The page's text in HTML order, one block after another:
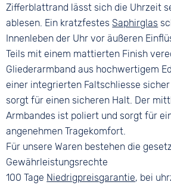
Zifferblattrand lässt sich die Uhrzeit
ablesen. Ein kratzfestesSaphirglas
Innenleben der Uhr vor äußeren
Teils mit einem mattierten Finish
Gliederarmband aus hochwertigem
einer integrierten Faltschliesse
sorgt für einen sicheren Halt. Der
Armbandes ist poliert und sorgt für
angenehmen Tragekomfort.
Für unsere Waren bestehen die
Gewährleistungsrechte
100 Tage Niedrigpreisgarantie, bei